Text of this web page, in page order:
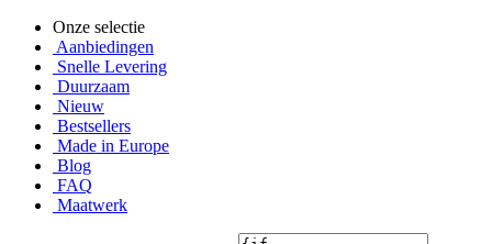
Onze selectie
Aanbiedingen
Snelle Levering
Duurzaam
Nieuw
Bestsellers
Made in Europe
Blog
FAQ
Maatwerk